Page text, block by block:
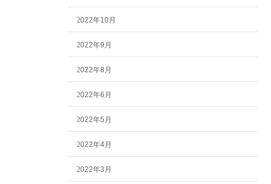
2022年10月
2022年9月
2022年8月
2022年6月
2022年5月
2022年4月
2022年3月